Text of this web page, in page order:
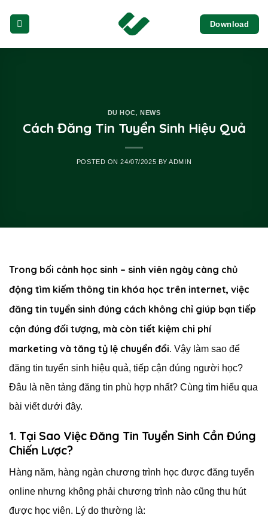
content
Download
DU HỌC,NEWS
Cách Đăng Tin Tuyển Sinh Hiệu Quả
POSTED ON24/07/2025 BYADMIN
Trong bối cảnh học sinh – sinh viên ngày càng chủ
động tìm kiếm thông tin khóa học trên internet, việc
đăng tin tuyển sinh đúng cách không chỉ giúp bạn tiếp
cận đúng đối tượng, mà còn tiết kiệm chi phí
marketing và tăng tỷ lệ chuyển đổi. Vậy làm sao để
đăng tin tuyển sinh hiệu quả, tiếp cận đúng người học?
Đâu là nền tảng đăng tin phù hợp nhất? Cùng tìm hiểu qua
bài viết dưới đây.
1. Tại Sao Việc Đăng Tin Tuyển Sinh Cần Đúng
Chiến Lược?
Hàng năm, hàng ngàn chương trình học được đăng tuyển
online nhưng không phải chương trình nào cũng thu hút
được học viên. Lý do thường là: